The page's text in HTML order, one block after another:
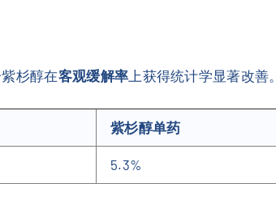
杉醇在客观缓解率 上获得统计学显著改善。
紫杉醇单药
5.3%